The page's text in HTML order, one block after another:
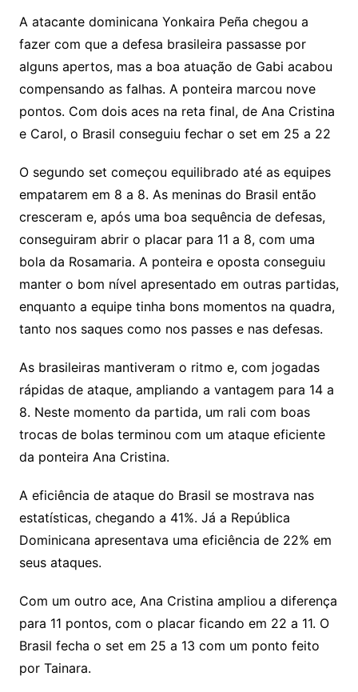
A atacante dominicana Yonkaira Peña chegou a
fazer com que a defesa brasileira passasse por
alguns apertos, mas a boa atuação de Gabi acabou
compensando as falhas. A ponteira marcou nove
pontos. Com dois aces na reta final, de Ana Cristina
e Carol, o Brasil conseguiu fechar o set em 25 a 22
O segundo set começou equilibrado até as equipes
empatarem em 8 a 8. As meninas do Brasil então
cresceram e, após uma boa sequência de defesas,
conseguiram abrir o placar para 11 a 8, com uma
bola da Rosamaria. A ponteira e oposta conseguiu
manter o bom nível apresentado em outras partidas,
enquanto a equipe tinha bons momentos na quadra,
tanto nos saques como nos passes e nas defesas.
As brasileiras mantiveram o ritmo e, com jogadas
rápidas de ataque, ampliando a vantagem para 14 a
8. Neste momento da partida, um rali com boas
trocas de bolas terminou com um ataque eficiente
da ponteira Ana Cristina.
A eficiência de ataque do Brasil se mostrava nas
estatísticas, chegando a 41%. Já a República
Dominicana apresentava uma eficiência de 22% em
seus ataques.
Com um outro ace, Ana Cristina ampliou a diferença
para 11 pontos, com o placar ficando em 22 a 11. O
Brasil fecha o set em 25 a 13 com um ponto feito
por Tainara.